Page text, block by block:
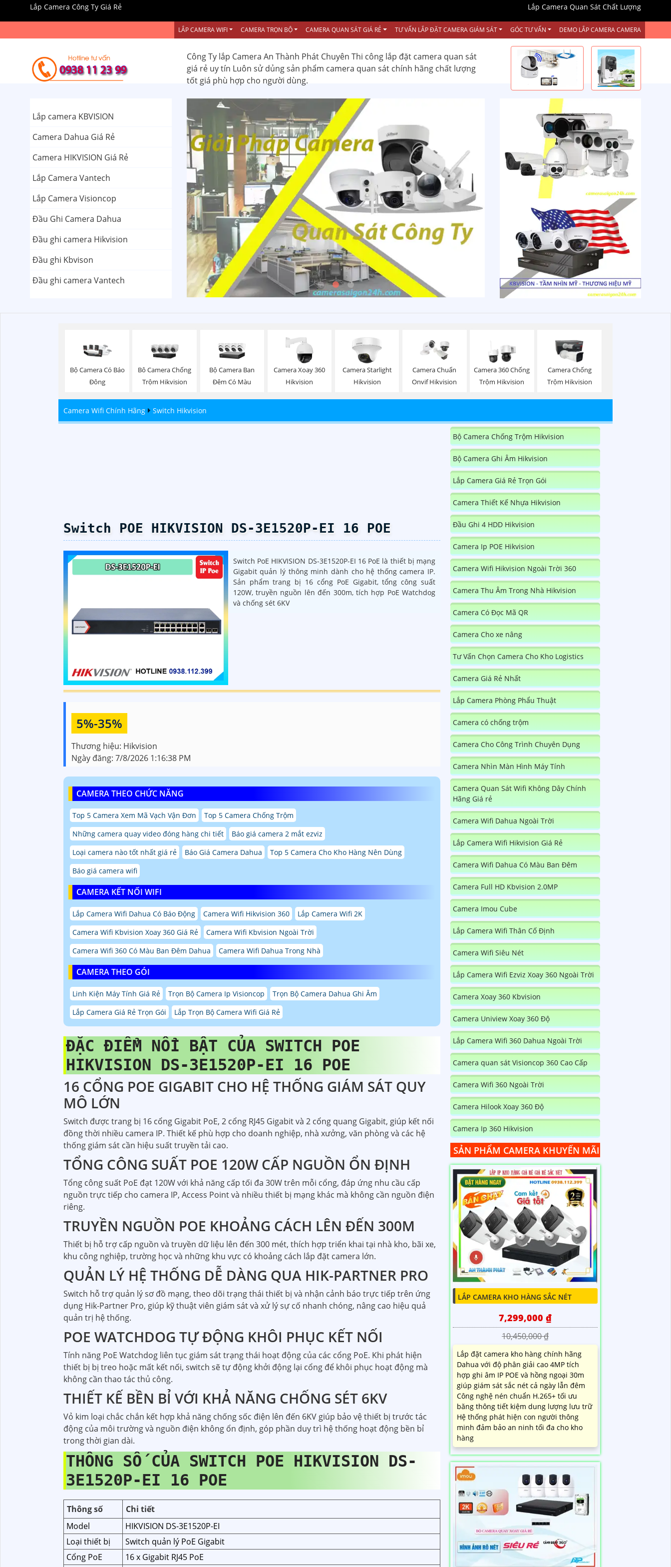
Lắp Camera Công Ty Giá Rẻ Lắp Camera Quan Sát Chất Lượng
LẮP CAMERA WIFI CAMERA TRỌN BỘ CAMERA QUAN SÁT GIÁ RẺ TƯ VẤN LẮP ĐẶT CAMERA GIÁM SÁT GÓC TƯ VẤN DEMO LẮP CAMERA CAMERA
Công Ty lắp Camera An Thành Phát Chuyên Thi công lắp đặt camera quan sát
giá rẻ uy tín Luôn sử dủng sản phẩm camera quan sát chính hãng chất lượng
tốt giá phù hợp cho người dùng.
Lắp camera KBVISION
Camera Dahua Giá Rẻ
Camera HIKVISION Giá Rẻ
Lắp Camera Vantech
Lắp Camera Visioncop
Đầu Ghi Camera Dahua
Đầu ghi camera Hikvision
Đầu ghi Kbvison
Đầu ghi camera Vantech
Bộ Camera Có Báo
Đông
Bô Camera Chống
Trộm Hikvision
Bộ Camera Ban
Đêm Có Màu
Camera Xoay 360
Hikvision
Camera Starlight
Hikvision
Camera Chuẩn
Onvif Hikvision
Camera 360 Chống
Trộm Hikvision
Camera Chống
Trộm Hikvision
Camera Wifi Chính Hãng Switch Hikvision
Switch POE HIKVISION DS-3E1520P-EI 16 POE
Switch PoE HIKVISION DS-3E1520P-EI 16 PoE là thiết bị mạng
Gigabit quản lý thông minh dành cho hệ thống camera IP.
Sản phẩm trang bị 16 cổng PoE Gigabit, tổng công suất
120W, truyền nguồn lên đến 300m, tích hợp PoE Watchdog
và chống sét 6KV
5%-35%
Thương hiệu: Hikvision
Ngày đăng: 7/8/2026 1:16:38 PM
CAMERA THEO CHỨC NĂNG
Top 5 Camera Xem Mã Vạch Vận Đơn
Top 5 Camera Chống Trộm
Những camera quay video đóng hàng chi tiết
Báo giá camera 2 mắt ezviz
Loại camera nào tốt nhất giá rẻ
Báo Giá Camera Dahua
Top 5 Camera Cho Kho Hàng Nên Dùng
Báo giá camera wifi
CAMERA KẾT NỐI WIFI
Lắp Camera Wifi Dahua Có Báo Động Camera Wifi Hikvision 360
Lắp Camera Wifi 2K
Camera Wifi Kbvision Xoay 360 Giá Rẻ
Camera Wifi Kbvision Ngoài Trời
Camera Wifi 360 Có Màu Ban Đêm Dahua
Camera Wifi Dahua Trong Nhà
CAMERA THEO GÓI
Linh Kiện Máy Tính Giá Rẻ Trọn Bộ Camera Ip Visioncop
Trọn Bộ Camera Dahua Ghi Âm
Lắp Camera Giá Rẻ Trọn Gói
Lắp Trọn Bộ Camera Wifi Giá Rẻ
ĐẶC ĐIỂM NỔI BẬT CỦA SWITCH POE
HIKVISION DS-3E1520P-EI 16 POE
16 CỔNG POE GIGABIT CHO HỆ THỐNG GIÁM SÁT QUY
MÔ LỚN
Switch được trang bị 16 cổng Gigabit PoE, 2 cổng RJ45 Gigabit và 2 cổng quang Gigabit, giúp kết nối
đồng thời nhiều camera IP. Thiết kế phù hợp cho doanh nghiệp, nhà xưởng, văn phòng và các hệ
thống giám sát cần hiệu suất truyền tải cao.
TỔNG CÔNG SUẤT POE 120W CẤP NGUỒN ỔN ĐỊNH
Tổng công suất PoE đạt 120W với khả năng cấp tối đa 30W trên mỗi cổng, đáp ứng nhu cầu cấp
nguồn trực tiếp cho camera IP, Access Point và nhiều thiết bị mạng khác mà không cần nguồn điện
riêng.
TRUYỀN NGUỒN POE KHOẢNG CÁCH LÊN ĐẾN 300M
Thiết bị hỗ trợ cấp nguồn và truyền dữ liệu lên đến 300 mét, thích hợp triển khai tại nhà kho, bãi xe,
khu công nghiệp, trường học và những khu vực có khoảng cách lắp đặt camera lớn.
QUẢN LÝ HỆ THỐNG DỄ DÀNG QUA HIK-PARTNER PRO
Switch hỗ trợ quản lý sơ đồ mạng, theo dõi trạng thái thiết bị và nhận cảnh báo trực tiếp trên ứng
dụng Hik-Partner Pro, giúp kỹ thuật viên giám sát và xử lý sự cố nhanh chóng, nâng cao hiệu quả
quản trị hệ thống.
POE WATCHDOG TỰ ĐỘNG KHÔI PHỤC KẾT NỐI
Tính năng PoE Watchdog liên tục giám sát trạng thái hoạt động của các cổng PoE. Khi phát hiện
thiết bị bị treo hoặc mất kết nối, switch sẽ tự động khởi động lại cổng để khôi phục hoạt động mà
không cần thao tác thủ công.
THIẾT KẾ BỀN BỈ VỚI KHẢ NĂNG CHỐNG SÉT 6KV
Vỏ kim loại chắc chắn kết hợp khả năng chống sốc điện lên đến 6KV giúp bảo vệ thiết bị trước tác
động của môi trường và nguồn điện không ổn định, góp phần duy trì hệ thống hoạt động bền bỉ
trong thời gian dài.
THÔNG SỐ CỦA SWITCH POE HIKVISION DS-
3E1520P-EI 16 POE
Thông số
Chi tiết
Model
HIKVISION DS-3E1520P-EI
Loại thiết bị
Switch quản lý PoE Gigabit
Cổng PoE
16 x Gigabit RJ45 PoE
Bộ Camera Chống Trộm Hikvision
Bộ Camera Ghi Âm Hikvision
Lắp Camera Giá Rẻ Trọn Gói
Camera Thiết Kế Nhựa Hikvision
Đầu Ghi 4 HDD Hikvision
Camera Ip POE Hikvision
Camera Wifi Hikvision Ngoài Trời 360
Camera Thu Âm Trong Nhà Hikvision
Camera Có Đọc Mã QR
Camera Cho xe nâng
Tư Vấn Chọn Camera Cho Kho Logistics
Camera Giá Rẻ Nhất
Lắp Camera Phòng Phẩu Thuật
Camera có chống trộm
Camera Cho Công Trình Chuyên Dụng
Camera Nhìn Màn Hình Máy Tính
Camera Quan Sát Wifi Không Dây Chính
Hãng Giá rẻ
Camera Wifi Dahua Ngoài Trời
Lắp Camera Wifi Hikvision Giá Rẻ
Camera Wifi Dahua Có Màu Ban Đêm
Camera Full HD Kbvision 2.0MP
Camera Imou Cube
Lắp Camera Wifi Thân Cố Định
Camera Wifi Siêu Nét
Lắp Camera Wifi Ezviz Xoay 360 Ngoài Trời
Camera Xoay 360 Kbvision
Camera Uniview Xoay 360 Độ
Lắp Camera Wifi 360 Dahua Ngoài Trời
Camera quan sát Visioncop 360 Cao Cấp
Camera Wifi 360 Ngoài Trời
Camera Hilook Xoay 360 Độ
Camera Ip 360 Hikvision
SẢN PHẨM CAMERA KHUYẾN MÃI
LẮP CAMERA KHO HÀNG SẮC NÉT
7,299,000 ₫
10,450,000 ₫
Lắp đặt camera kho hàng chính hãng
Dahua với độ phân giải cao 4MP tích
hợp ghi âm IP POE và hồng ngoại 30m
giúp giám sát sắc nét cả ngày lẫn đêm
Công nghệ nén chuẩn H.265+ tối ưu
băng thông tiết kiệm dung lượng lưu trữ
Hệ thống phát hiện con người thông
minh đảm bảo an ninh tối đa cho kho
hàng